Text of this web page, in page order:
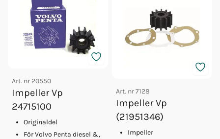
Art. nr 20550
Impeller Vp
24715100
Originaldel
För Volvo Penta diesel &,
Art. nr7128
Impeller Vp
(21951346)
Impeller